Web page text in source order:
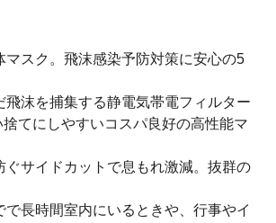
マスク。飛沫感染予防対策に安心の5
飛沫を捕集する静電気帯電フィルター
てにしやすいコスパ良好の高性能マ
ぐサイドカットで息もれ激減。抜群の
で長時間室内にいるときや、行事やイ